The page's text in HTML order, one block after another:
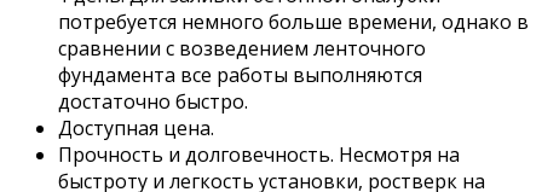
потребуется немного больше времени, однако в
сравнении с возведением ленточного
фундамента все работы выполняются
достаточно быстро.
Доступная цена.
Прочность и долговечность. Несмотря на
быстроту и легкость установки, ростверк на